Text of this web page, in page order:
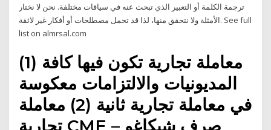
ترجمة الكلمة أو التعبير الذي تبحث عنه في سياقات مختلفة. نحن لا نختار
الأمثلة ولا نتحقق منها، لذا قد تحمل مصطلحات أو أفكار غير لائقة. See full
list on almrsal.com
(1) معاملة تجارية تكون فيها كافة
المديونيات والالتزامات معكوسة
في معاملة تجارية ثانية (2) معاملة